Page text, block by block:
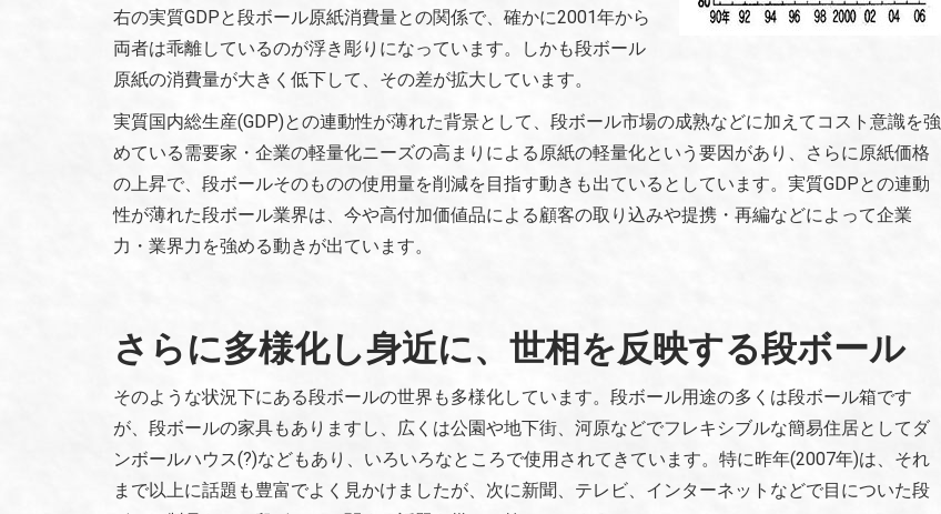
右の実質GDPと段ボール原紙消費量との関係で、確かに2001年から
両者は乖離しているのが浮き彫りになっています。しかも段ボール
原紙の消費量が大きく低下して、その差が拡大しています。
実質国内総生産(GDP)との連動性が薄れた背景として、段ボール市場の成熟などに加えてコスト意識を強
めている需要家・企業の軽量化ニーズの高まりによる原紙の軽量化という要因があり、さらに原紙価格
の上昇で、段ボールそのものの使用量を削減を目指す動きも出ているとしています。実質GDPとの連動
性が薄れた段ボール業界は、今や高付加価値品による顧客の取り込みや提携・再編などによって企業
力・業界力を強める動きが出ています。
さらに多様化し身近に、世相を反映する段ボール
そのような状況下にある段ボールの世界も多様化しています。段ボール用途の多くは段ボール箱です
が、段ボールの家具もありますし、広くは公園や地下街、河原などでフレキシブルな簡易住居としてダ
ンボールハウス(?)などもあり、いろいろなところで使用されてきています。特に昨年(2007年)は、それ
まで以上に話題も豊富でよく見かけましたが、次に新聞、テレビ、インターネットなどで目についた段